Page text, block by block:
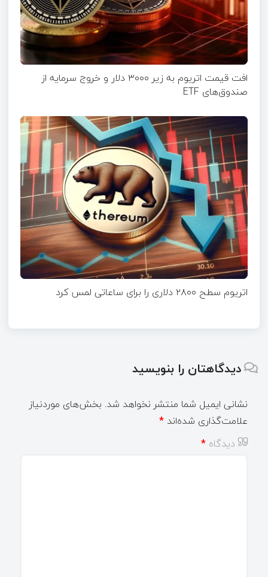
افت قیمت اتریوم به زیر ۳۰۰۰ دلار و خروج سرمایه از
صندوق‌های ETF
اتریوم سطح ۲۸۰۰ دلاری را برای ساعاتی لمس کرد
دیدگاهتان را بنویسید
نشانی ایمیل شما منتشر نخواهد شد. بخش‌های موردنیاز
علامت‌گذاری شده‌اند *
دیدگاه *